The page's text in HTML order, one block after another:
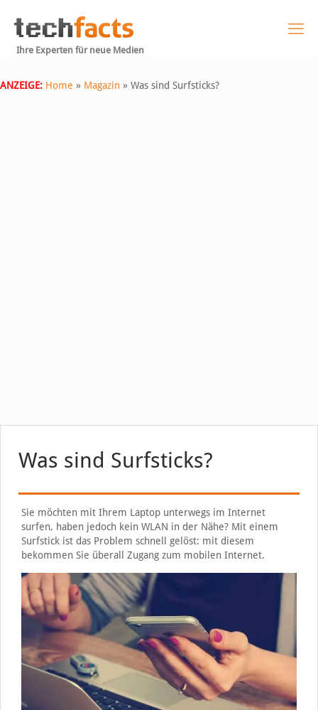
Ihre Experten für neue Medien
ANZEIGE: Home » Magazin » Was sind Surfsticks?
Was sind Surfsticks?
Sie möchten mit Ihrem Laptop unterwegs im Internet
surfen, haben jedoch kein WLAN in der Nähe? Mit einem
Surfstick ist das Problem schnell gelöst: mit diesem
bekommen Sie überall Zugang zum mobilen Internet.